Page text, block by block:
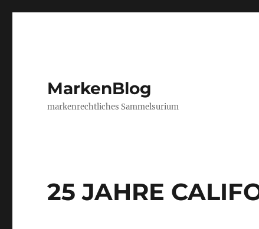
MarkenBlog
markenrechtliches Sammelsurium
25 JAHRE